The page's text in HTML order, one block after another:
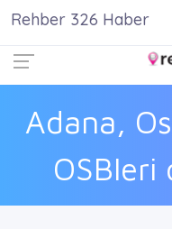
Adana,
OSBleri
Rehber 326 Haber